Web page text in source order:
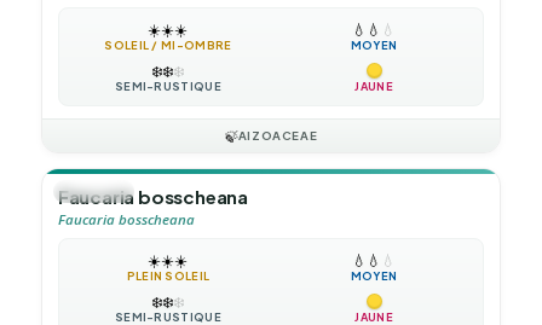
☀️☀️☀️
SOLEIL / MI-OMBRE
💧 💧 💧
MOYEN
❄️❄️❄️
SEMI-RUSTIQUE JAUNE
🍃AIZOACEAE
🪴VIVACE
Faucaria bosscheana
Faucaria bosscheana
☀️☀️☀️
PLEIN SOLEIL
💧 💧 💧
MOYEN
❄️❄️❄️
SEMI-RUSTIQUE JAUNE